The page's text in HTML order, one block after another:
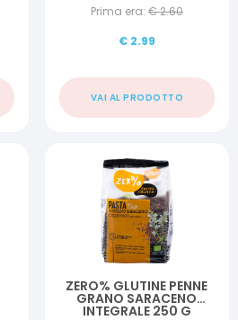
Prima era: €2.60
€ 2.99
VAI AL PRODOTTO
ZERO% GLUTINE PENNE
GRANO SARACENO
INTEGRALE 250 G